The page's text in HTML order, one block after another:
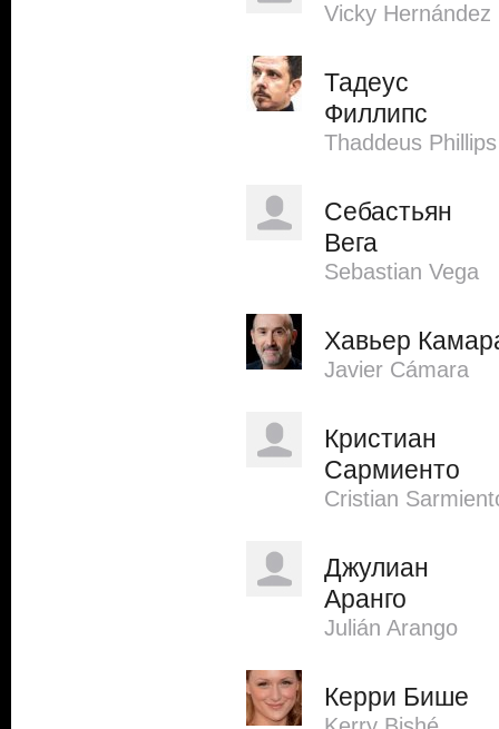
Vicky Hernández
Тадеус
Филлипс
Thaddeus Phillips
Себастьян
Вега
Sebastian Vega
Хавьер
Javier Cámara
Кристиан
Сармиенто
Cristian
Джулиан
Аранго
Julián Arango
Керри Бише